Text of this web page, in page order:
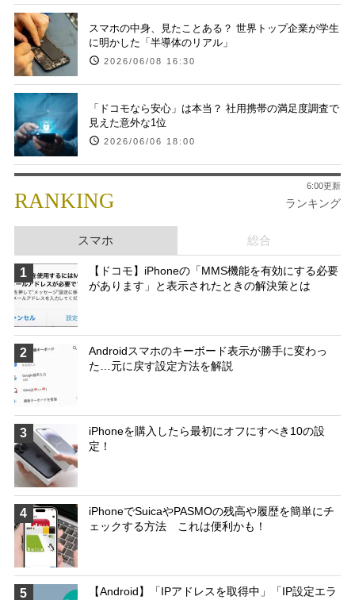
スマホの中身、見たことある？ 世界トップ企業が学生
に明かした「半導体のリアル」
2026/06/08 16:30
「ドコモなら安心」は本当？ 社用携帯の満足度調査で
見えた意外な1位
2026/06/06 18:00
RANKING ランキング
6:00更新
スマホ 総合
1
【ドコモ】iPhoneの「MMS機能を有効にする必要
があります」と表示されたときの解決策とは
2
Androidスマホのキーボード表示が勝手に変わっ
た…元に戻す設定方法を解説
3
iPhoneを購入したら最初にオフにすべき10の設
定！
4
iPhoneでSuicaやPASMOの残高や履歴を簡単にチ
ェックする方法 これは便利かも！
5
【Android】「IPアドレスを取得中」「IP設定エラ